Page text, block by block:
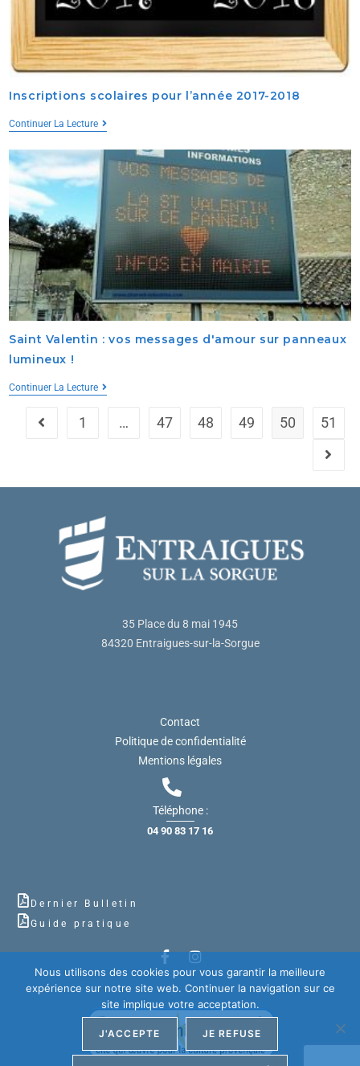
Inscriptions scolaires pour l’année 2017-2018
Continuer La Lecture
Saint Valentin : vos messages d'amour sur panneaux
lumineux !
Continuer La Lecture
1 … 47 48 49 50 51
35 Place du 8 mai 1945
84320 Entraigues-sur-la-Sorgue
Contact
Politique de confidentialité
Mentions légales
Téléphone :
04 90 83 17 16
Dernier Bulletin
Guide pratique
Nous utilisons des cookies pour vous garantir la meilleure
expérience sur notre site web. Continuer la navigation sur ce
site implique votre acceptation.
J'ACCEPTE JE REFUSE